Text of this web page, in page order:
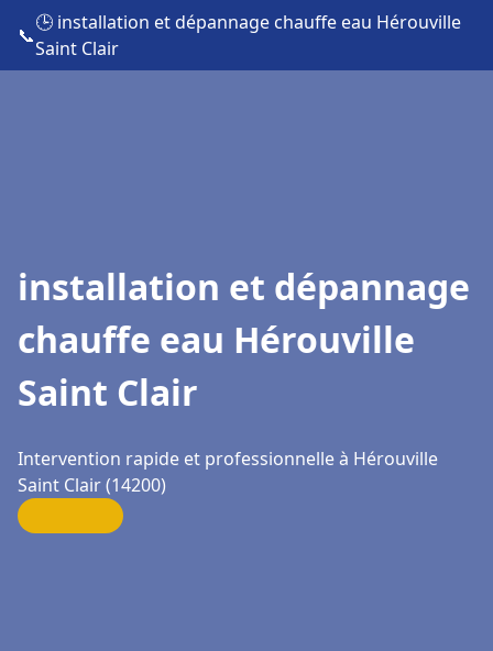
📞
🕒 installation et dépannage chauffe eau Hérouville
Saint Clair
installation et dépannage
chauffe eau Hérouville
Saint Clair
Intervention rapide et professionnelle à Hérouville
Saint Clair (14200)